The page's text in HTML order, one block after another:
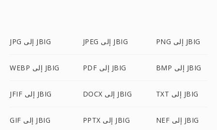
JPG إلى JBIG JPEG إلى JBIG PNG إلى JBIG
WEBP إلى JBIG PDF إلى JBIG BMP إلى JBIG
JFIF إلى JBIG DOCX إلى JBIG TXT إلى JBIG
GIF إلى JBIG PPTX إلى JBIG NEF إلى JBIG